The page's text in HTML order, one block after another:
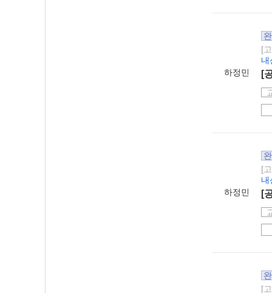
하정민
[
내
[
하정민
[
내
[
[